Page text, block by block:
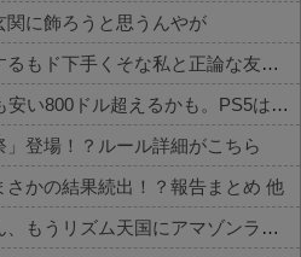
関に飾ろうと思うんやが
【衝撃】ちいかわの説明をするもド下手くそな私と正論な友人がコチラ・・・・・
多根「Switch2、499ドルでも安い800ドル超えるかも。PS5は直近での値上げ可能性低い」
」登場！？ルール詳細がこちら
さかの結果続出！？報告まとめ 他
【悲報】スプラトゥーンさん、もうリズム天国にアマゾンランキングで敗北wwwwwwwww 他